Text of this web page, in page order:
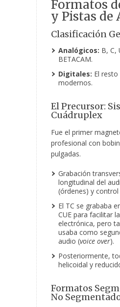
Formatos
y Pistas de
Clasificación
Analógicos: B, C,
BETACAM.
Digitales: El
modernos.
El Precursor:
Cuádruplex
Fue el primer
profesional con
pulgadas.
Grabación
longitudinal del
(órdenes) y control
El TC se grababa
CUE para facilitar
electrónica, pero
usaba como
audio (voice over).
Posteriormente,
helicoidal y
Formatos
No